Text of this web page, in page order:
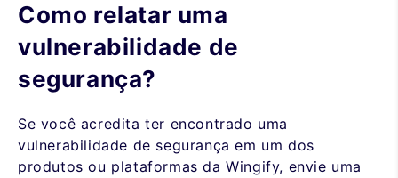
Como relatar uma
vulnerabilidade de
segurança?
Se você acredita ter encontrado uma
vulnerabilidade de segurança em um dos
produtos ou plataformas da Wingify, envie uma